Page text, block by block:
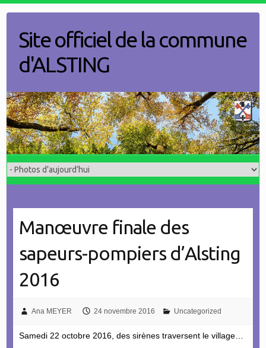
contentSite officiel de la commune
d'ALSTING
Manœuvre finale des
sapeurs-pompiers d’Alsting
2016
Ana MEYER 24 novembre 2016 Uncategorized
Samedi 22 octobre 2016, des sirènes traversent le village…